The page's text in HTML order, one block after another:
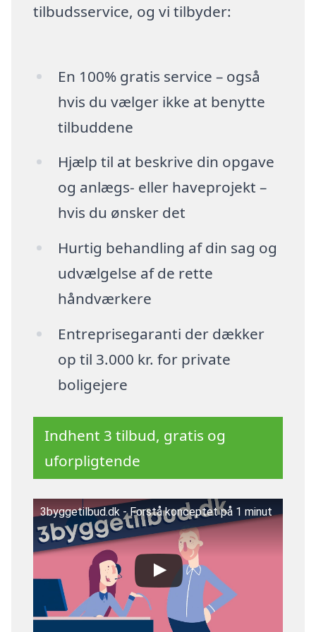
tilbudsservice, og vi tilbyder:
En 100% gratis service – også
hvis du vælger ikke at benytte
tilbuddene
Hjælp til at beskrive din opgave
og anlægs- eller haveprojekt –
hvis du ønsker det
Hurtig behandling af din sag og
udvælgelse af de rette
håndværkere
Entreprisegaranti der dækker
op til 3.000 kr. for private
boligejere
Indhent 3 tilbud, gratis og
uforpligtende
3byggetilbud.dk - Forstå konceptet på 1 minut